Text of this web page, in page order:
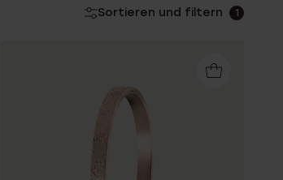
Sortieren und filtern 1